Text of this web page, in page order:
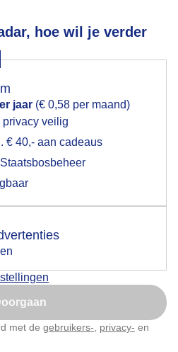
hoe wil je verder
jaar (€ 0,58 per maand)
veilig
€ 40,- aan cadeaus
met de gebruikers- privacy- en
13-11-2022, 426x bekeken
gebruiken voor het
akkoord op hebt gegeven,
up uit je browser waarin
de popup
later
dit aan te passen